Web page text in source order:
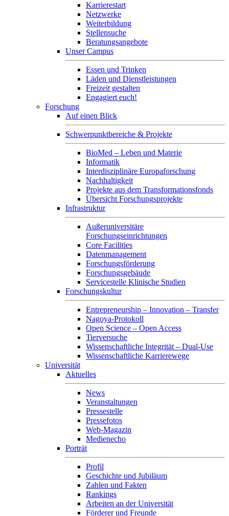
Karrierestart
Netzwerke
Weiterbildung
Stellensuche
Beratungsangebote
Unser Campus
Essen und Trinken
Läden und Dienstleistungen
Freizeit gestalten
Engagiert euch!
Forschung
Auf einen Blick
Schwerpunktbereiche & Projekte
BioMed – Leben und Materie
Informatik
Interdisziplinäre Europaforschung
Nachhaltigkeit
Projekte aus dem Transformationsfonds
Übersicht Forschungsprojekte
Infrastruktur
Außeruniversitäre
Forschungseinrichtungen
Core Facilities
Datenmanagement
Forschungsförderung
Forschungsgebäude
Servicestelle Klinische Studien
Forschungskultur
Entrepreneurship – Innovation – Transfer
Nagoya-Protokoll
Open Science – Open Access
Tierversuche
Wissenschaftliche Integrität – Dual-Use
Wissenschaftliche Karrierewege
Universität
Aktuelles
News
Veranstaltungen
Pressestelle
Pressefotos
Web-Magazin
Medienecho
Porträt
Profil
Geschichte und Jubiläum
Zahlen und Fakten
Rankings
Arbeiten an der Universität
Förderer und Freunde